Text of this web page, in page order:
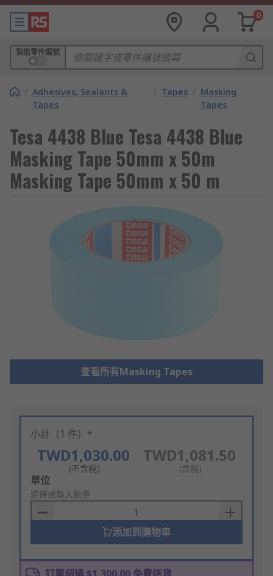
0
製造零件編號
/ Adhesives, Sealants &
Tapes
/ Tapes / Masking
Tapes
Tesa 4438 Blue Tesa 4438 Blue
Masking Tape 50mm x 50m
Masking Tape 50mm x 50 m
查看所有Masking Tapes
小計（1 件）*
TWD1,030.00
(不含稅)
TWD1,081.50
(含稅)
Add
to
Basket
單位
選擇或輸入數量
添加到購物車